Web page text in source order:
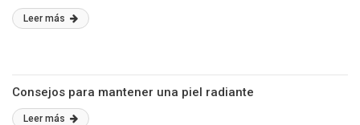
Leer más
Consejos para mantener una piel radiante
Leer más